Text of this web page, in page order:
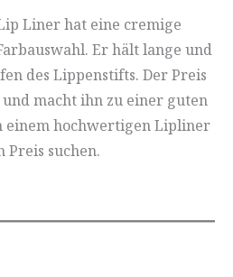
Liner hat eine cremige
Er hält lange und
des Lippenstifts. Der Preis
macht ihn zu einer guten
einem hochwertigen Lipliner
suchen.